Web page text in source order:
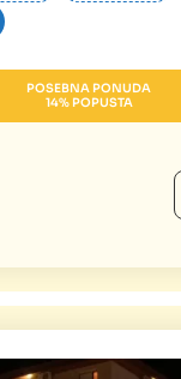
POSEBNA PONUDA
14% POPUSTA